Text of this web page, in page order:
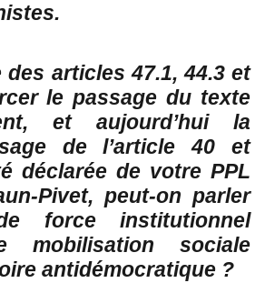
des articles 47.1, 44.3 et
le passage du texte
et aujourd’hui la
de l’article 40 et
déclarée de votre PPL
Pivet, peut-on parler
force institutionnel
mobilisation sociale
antidémocratique ?